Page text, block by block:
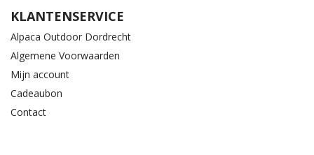
KLANTENSERVICE
Alpaca Outdoor Dordrecht
Algemene Voorwaarden
Mijn account
Cadeaubon
Contact